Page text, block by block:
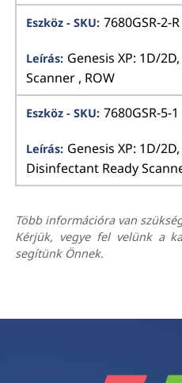
7680GSR-2-R
Genesis XP: 1D/
Scanner , ROW
7680GSR-5-1
Genesis XP: 1D/
Disinfectant Ready
Több információra van
Kérjük, vegye fel velünk a
segítünk Önnek.